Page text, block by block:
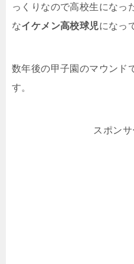
っくりなので高校生になっ
なイケメン高校球児になっ
数年後の甲子園のマウンド
す。
スポンサ